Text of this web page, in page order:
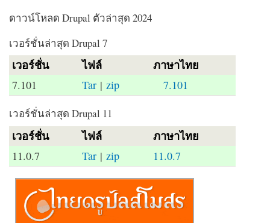
ดาวน์โหลด Drupal ตัวล่าสุด 2024
เวอร์ชั่นล่าสุด Drupal 7
เวอร์ชั่น ไฟล์ ภาษาไทย
7.101 Tar |zip 7.101
เวอร์ชั่นล่าสุด Drupal 11
เวอร์ชั่น ไฟล์ ภาษาไทย
11.0.7 Tar | zip 11.0.7